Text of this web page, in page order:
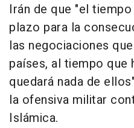
Irán de que "el
plazo para la
las negociaciones
países, al tiempo que
quedará nada de
la ofensiva militar
Islámica.